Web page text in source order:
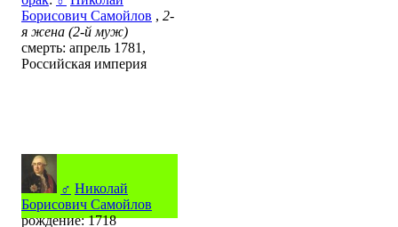
Борисович Самойлов , 2-
я жена (2-й муж)
смерть: апрель 1781,
Российская империя
♂ Николай
Борисович Самойлов
рождение: 1718